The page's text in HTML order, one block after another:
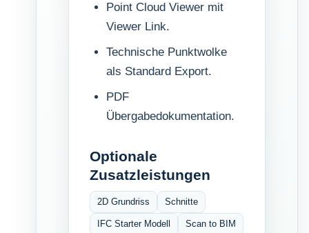
Point Cloud Viewer mit
Viewer Link.
Technische Punktwolke
als Standard Export.
PDF
Übergabedokumentation.
Optionale
Zusatzleistungen
2D Grundriss Schnitte
IFC Starter Modell Scan to BIM